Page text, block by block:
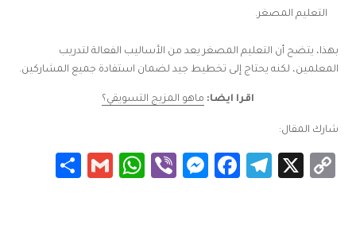
التعليم المصغر.
بهذا، يتضح أن التعليم المصغر يعد من الأساليب الفعالة لتدريب
المعلمين، لكنه يحتاج إلى تخطيط جيد لضمان استفادة جميع المشاركين.
اقرا ايضا: ماهو المزيج التسويقي؟
شارك المقال:
Copy
X
Telegram
Facebook
Messenger
Viber
WhatsApp
Gmail